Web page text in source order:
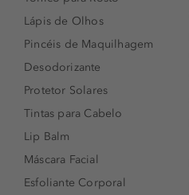
Lápis de Olhos
Pincéis de Maquilhagem
Desodorizante
Protetor Solares
Tintas para Cabelo
Lip Balm
Máscara Facial
Esfoliante Corporal